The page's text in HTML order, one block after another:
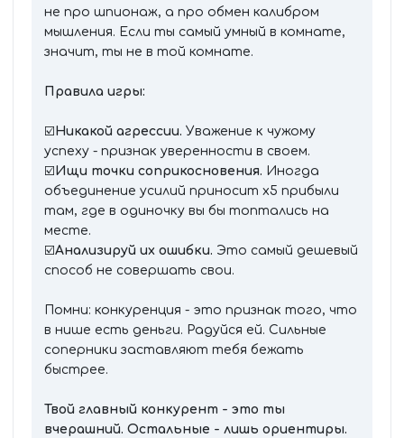
не про шпионаж, а про обмен калибром
мышления. Если ты самый умный в комнате,
значит, ты не в той комнате.
Правила игры:
☑️ Никакой агрессии. Уважение к чужому
успеху - признак уверенности в своем.
☑️Ищи точки соприкосновения. Иногда
объединение усилий приносит х5 прибыли
там, где в одиночку вы бы топтались на
месте.
☑️Анализируй их ошибки. Это самый дешевый
способ не совершать свои.
Помни: конкуренция - это признак того, что
в нише есть деньги. Радуйся ей. Сильные
соперники заставляют тебя бежать
быстрее.
Твой главный конкурент - это ты
вчерашний. Остальные - лишь ориентиры.